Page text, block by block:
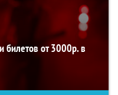
билетов от 3000р. в